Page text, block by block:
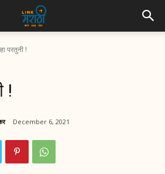
परतुनी !
!
December 6, 2021